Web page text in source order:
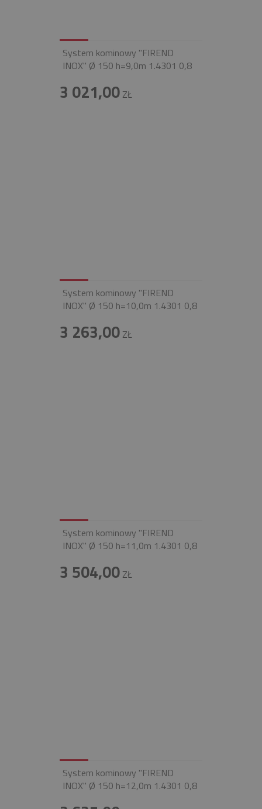
System kominowy "FIREND
INOX" Ø 150 h=9,0m 1.4301 0,8
3 021,00ZŁ
System kominowy "FIREND
INOX" Ø 150 h=10,0m 1.4301 0,8
3 263,00ZŁ
System kominowy "FIREND
INOX" Ø 150 h=11,0m 1.4301 0,8
3 504,00ZŁ
System kominowy "FIREND
INOX" Ø 150 h=12,0m 1.4301 0,8